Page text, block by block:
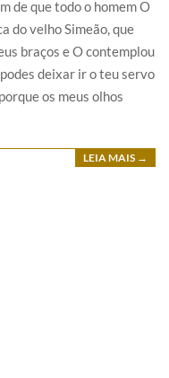
de que todo o homem O
do velho Simeão, que
braços e O contemplou
deixar ir o teu servo
os meus olhos
LEIA MAIS →